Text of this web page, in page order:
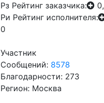
Рз Рейтинг заказчика: 0,
Ри Рейтинг исполнителя:
0
Участник
Сообщений: 8578
Благодарности: 273
Регион: Москва